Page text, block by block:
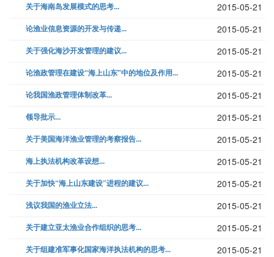
关于海南岛发展模式的思考... 2015-05-21
论渔业信息资源的开发与传递... 2015-05-21
关于强化海沙开发管理的建议... 2015-05-21
论渔政管理在建设“海上山东"中的地位及作用... 2015-05-21
论我国渔政管理体制改革... 2015-05-21
领导批示... 2015-05-21
关于美国海洋渔业管理的考察报告... 2015-05-21
海上执法机构改革设想... 2015-05-21
关于加快“海上山东建设”进程的建议... 2015-05-21
浅议我国的渔业立法... 2015-05-21
关于建立亚太渔业合作组织的思考... 2015-05-21
关于组建准军事化国家海洋执法机构的思考... 2015-05-21